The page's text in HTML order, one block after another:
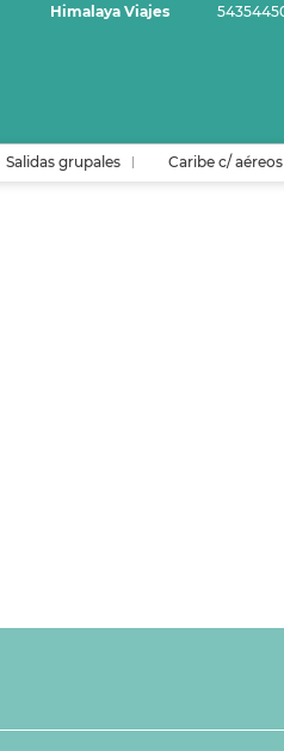
Himalaya Viajes
Salidas grupales Caribe c/ aéreos